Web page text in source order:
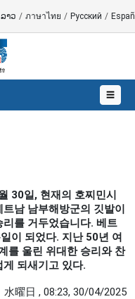
ລາວ / ภาษาไทย / Русский /
☰
30일, 현재의 호찌민시
남 남부해방군의 깃발이
리를 거두었습니다. 베트
이 되었다. 지난 50년 여
를 울린 위대한 승리와 찬
게 되새기고 있다.
水曜日 , 08:23, 30/04/2025